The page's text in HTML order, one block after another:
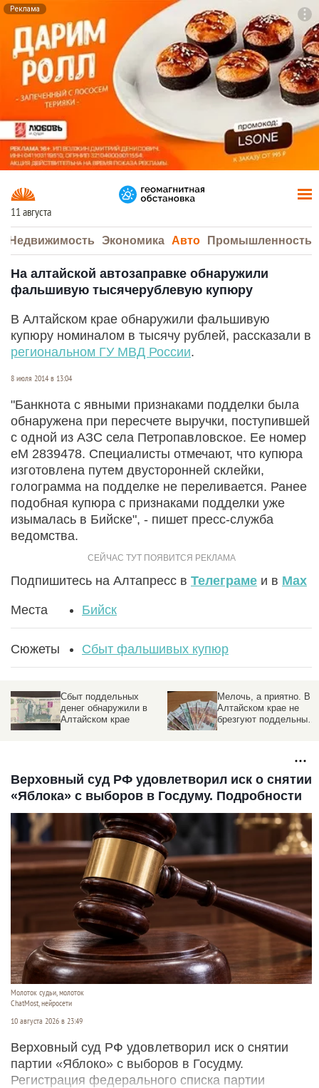
Реклама
11 августа
Недвижимость Экономика Авто Промышленность
На алтайской автозаправке обнаружили
фальшивую тысячерублевую купюру
В Алтайском крае обнаружили фальшивую
купюру номиналом в тысячу рублей, рассказали в
региональном ГУ МВД России.
8 июля 2014 в 13:04
"Банкнота с явными признаками подделки была
обнаружена при пересчете выручки, поступившей
с одной из АЗС села Петропавловское. Ее номер
еМ 2839478. Специалисты отмечают, что купюра
изготовлена путем двусторонней склейки,
голограмма на подделке не переливается. Ранее
подобная купюра с признаками подделки уже
изымалась в Бийске", - пишет пресс-служба
ведомства.
Подпишитесь на Алтапресс в Телеграме и в Max
Места Бийск
Сюжеты Сбыт фальшивых купюр
Сбыт поддельных
денег обнаружили в
Алтайском крае
Мелочь, а приятно. В
Алтайском крае не
брезгуют поддельными
Верховный суд РФ удовлетворил иск о снятии
«Яблока» с выборов в Госдуму. Подробности
Молоток судьи, молоток
ChatMost, нейросети
10 августа 2026 в 23:49
Верховный суд РФ удовлетворил иск о снятии
партии «Яблоко» с выборов в Госудму.
Регистрация федерального списка партии